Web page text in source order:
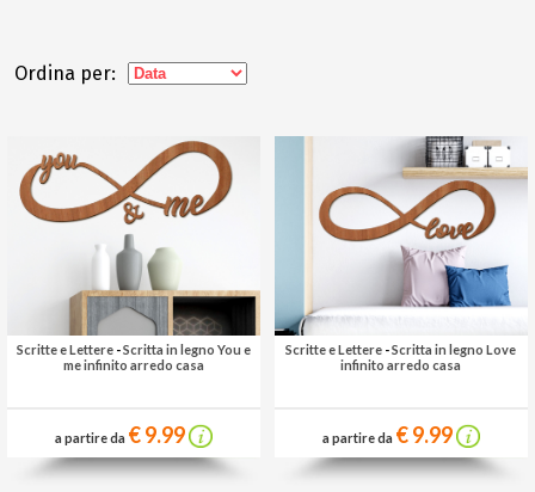
Ordina per:
Scritte e Lettere -Scritta in legno You e
me infinito arredo casa
a partire da € 9.99
Scritte e Lettere -Scritta in legno Love
infinito arredo casa
a partire da € 9.99